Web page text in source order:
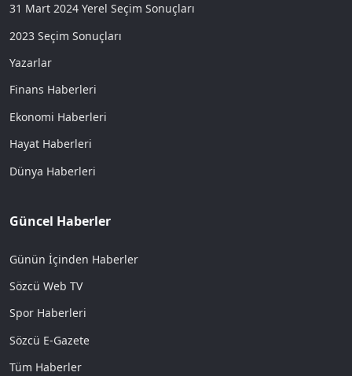
31 Mart 2024 Yerel Seçim Sonuçları
2023 Seçim Sonuçları
Yazarlar
Finans Haberleri
Ekonomi Haberleri
Hayat Haberleri
Dünya Haberleri
Güncel Haberler
Günün İçinden Haberler
Sözcü Web TV
Spor Haberleri
Sözcü E-Gazete
Tüm Haberler